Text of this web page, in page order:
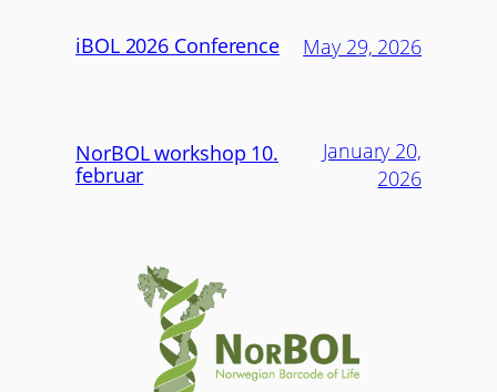
iBOL 2026 Conference May 29, 2026
NorBOL workshop 10.
februar
January 20,
2026